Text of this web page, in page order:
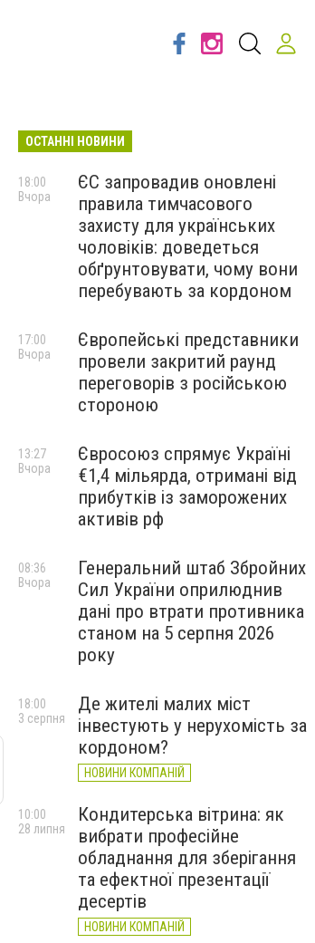
ОСТАННІ НОВИНИ
ЄС запровадив оновлені
правила тимчасового
захисту для українських
чоловіків: доведеться
обґрунтовувати, чому вони
перебувають за кордоном
18:00
Вчора
Європейські представники
провели закритий раунд
переговорів з російською
стороною
17:00
Вчора
Євросоюз спрямує Україні
€1,4 мільярда, отримані від
прибутків із заморожених
активів рф
13:27
Вчора
Генеральний штаб Збройних
Сил України оприлюднив
дані про втрати противника
станом на 5 серпня 2026
року
08:36
Вчора
Де жителі малих міст
інвестують у нерухомість за
кордоном?
НОВИНИ КОМПАНІЙ
18:00
3 серпня
Кондитерська вітрина: як
вибрати професійне
обладнання для зберігання
та ефектної презентації
десертів
НОВИНИ КОМПАНІЙ
10:00
28 липня